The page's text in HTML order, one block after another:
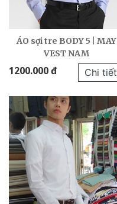
ÁO sợi tre BODY 5 | MAY
VEST NAM
1200.000 đ Chi tiết